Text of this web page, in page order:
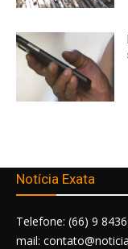
Notícia Exata
Telefone: (66) 9
mail: